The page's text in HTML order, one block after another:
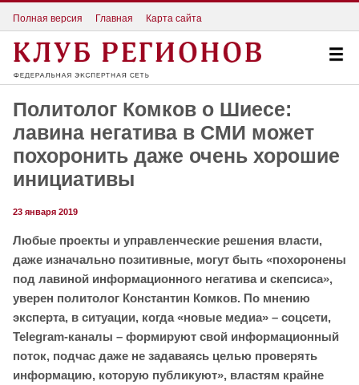
Полная версия Главная Карта сайта
Политолог Комков о Шиесе:
лавина негатива в СМИ может
похоронить даже очень хорошие
инициативы
23 января 2019
Любые проекты и управленческие решения власти,
даже изначально позитивные, могут быть «похоронены
под лавиной информационного негатива и скепсиса»,
уверен политолог Константин Комков. По мнению
эксперта, в ситуации, когда «новые медиа» – соцсети,
Telegram-каналы – формируют свой информационный
поток, подчас даже не задаваясь целью проверять
информацию, которую публикуют», властям крайне